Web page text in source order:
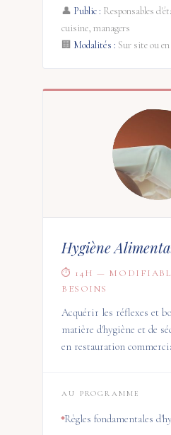
👤 Public : Responsables
cuisine, managers
🏢 Modalités : Sur site ou
Hygiène
⏱ 14H —
BESOINS
Acquérir les réflexes et
matière d'hygiène et de
en restauration
AU PROGRAMME
Règles fondamentales